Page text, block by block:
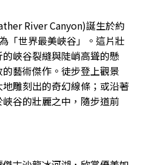
River Canyon)誕生於約
「世界最美峽谷」。這片壯
峽谷裂縫與陡峭高聳的懸
藝術傑作。徒步登上觀景
雕刻出的奇幻線條；或沿著
谷的壯麗之中，隨步道前